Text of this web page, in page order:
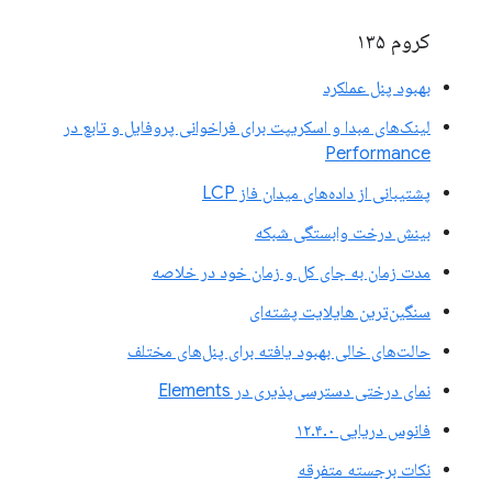
کروم ۱۳۵
بهبود پنل عملکرد
لینک‌های مبدا و اسکریپت برای فراخوانی پروفایل و تابع در
Performance
پشتیبانی از داده‌های میدان فاز LCP
بینش درخت وابستگی شبکه
مدت زمان به جای کل و زمان خود در خلاصه
سنگین‌ترین هایلایت پشته‌ای
حالت‌های خالی بهبود یافته برای پنل‌های مختلف
نمای درختی دسترسی‌پذیری در Elements
فانوس دریایی ۱۲.۴.۰
نکات برجسته متفرقه